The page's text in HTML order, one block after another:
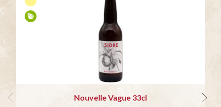
Nouvelle Vague 33cl